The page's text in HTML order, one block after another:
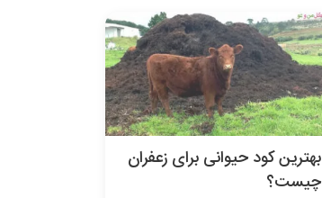
بهترین کود حیوانی برای زعفران
چیست؟